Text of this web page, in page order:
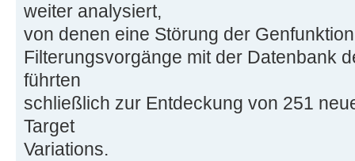
weiter analysiert,
von denen eine Störung der
Filterungsvorgänge mit der Datenbank
führten
schließlich zur Entdeckung von 251
Target
Variations.